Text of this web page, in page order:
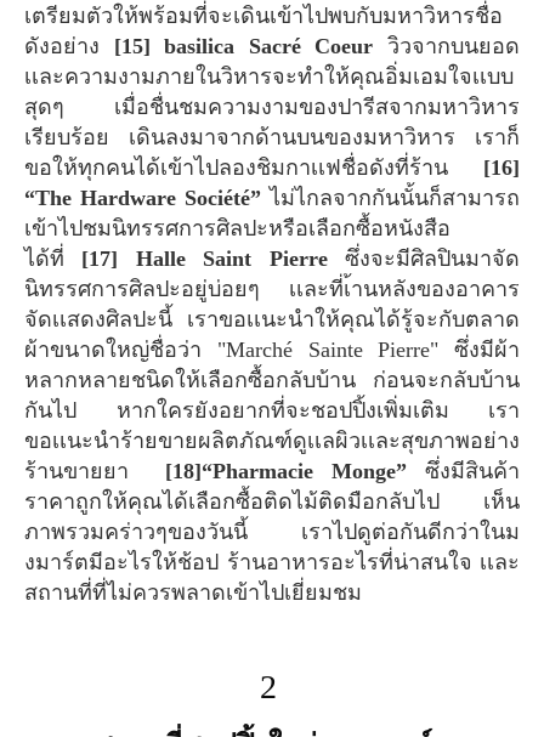
เตรียมตัวให้พร้อมที่จะเดินเข้าไปพบกับมหาวิหารชื่อ
ดังอย่าง [15] basilica Sacré Coeurวิวจากบนยอด
เเละความงามภายในวิหารจะทำให้คุณอิ่มเอมใจเเบบ
สุดๆ เมื่อชื่นชมความงามของปารีสจากมหาวิหาร
เรียบร้อย เดินลงมาจากด้านบนของมหาวิหาร เราก็
ขอให้ทุกคนได้เข้าไปลองชิมกาเเฟชื่อดังที่ร้าน [16]
“The Hardware Société” ไม่ไกลจากกันนั้นก็สามารถ
เข้าไปชมนิทรรศการศิลปะหรือเลือกซื้อหนังสือ
ได้ที่ [17] Halle Saint Pierreซึ่งจะมีศิลปินมาจัด
นิทรรศการศิลปะอยู่บ่อยๆ เเละที่เ้านหลังของอาคาร
จัดเเสดงศิลปะนี้ เราขอเเนะนำให้คุณได้รู้จะกับตลาด
ผ้าขนาดใหญ่ชื่อว่า "Marché Sainte Pierre" ซึ่งมีผ้า
หลากหลายชนิดให้เลือกซื้อกลับบ้าน ก่อนจะกลับบ้าน
กันไป หากใครยังอยากที่จะชอปปิ้งเพิ่มเติม เรา
ขอเเนะนำร้ายขายผลิตภัณฑ์ดูเเลผิวเเละสุขภาพอย่าง
ร้านขายยา
[18]“Pharmacie Monge” ซึ่งมีสินค้า
ราคาถูกให้คุณได้เลือกซื้อติดไม้ติดมือกลับไป เห็น
ภาพรวมคร่าวๆของวันนี้ เราไปดูต่อกันดีกว่าในม
งมาร์ตมีอะไรให้ช้อป ร้านอาหารอะไรที่น่าสนใจ เเละ
สถานที่ที่ไม่ควรพลาดเข้าไปเยี่ยมชม